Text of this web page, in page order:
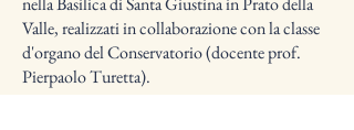
Valle, realizzati in collaborazione con la classe
d'organo del Conservatorio (docente prof.
Pierpaolo Turetta).